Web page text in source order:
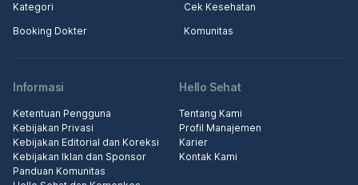
Kategori
Cek Kesehatan
Booking Dokter
Komunitas
Informasi
Ketentuan Pengguna
Kebijakan Privasi
Kebijakan Editorial dan Koreksi
Kebijakan Iklan dan Sponsor
Panduan Komunitas
Hello Sehat
Tentang Kami
Profil Manajemen
Karier
Kontak Kami